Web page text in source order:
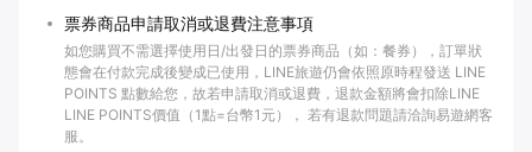
票券商品申請取消或退費注意事項
如您購買不需選擇使用日/出發日的票券商品（如：餐券），訂單狀
態會在付款完成後變成已使用，LINE旅遊仍會依照原時程發送 LINE
POINTS 點數給您，故若申請取消或退費，退款金額將會扣除LINE
LINE POINTS價值（1點=台幣1元）， 若有退款問題請洽詢易遊網客
服。